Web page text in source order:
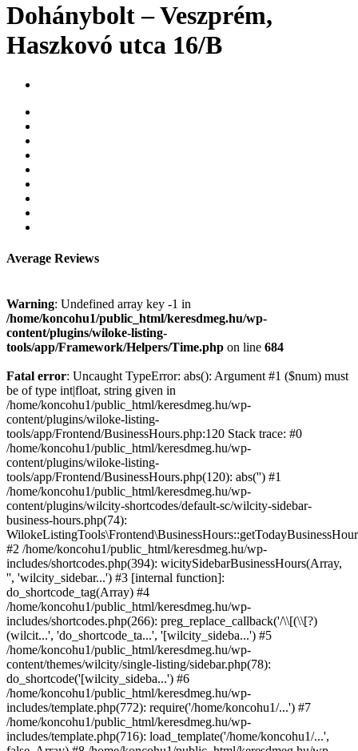
Dohánybolt – Veszprém,
Haszkovó utca 16/B
Average Reviews
Warning: Undefined array key -1 in
/home/koncohu1/public_html/keresdmeg.hu/wp-
content/plugins/wiloke-listing-
tools/app/Framework/Helpers/Time.php on line 684
Fatal error: Uncaught TypeError: abs(): Argument #1 ($num) must
be of type int|float, string given in
/home/koncohu1/public_html/keresdmeg.hu/wp-
content/plugins/wiloke-listing-
tools/app/Frontend/BusinessHours.php:120 Stack trace: #0
/home/koncohu1/public_html/keresdmeg.hu/wp-
content/plugins/wiloke-listing-
tools/app/Frontend/BusinessHours.php(120): abs('') #1
/home/koncohu1/public_html/keresdmeg.hu/wp-
content/plugins/wilcity-shortcodes/default-sc/wilcity-sidebar-
business-hours.php(74):
#2 /home/koncohu1/public_html/keresdmeg.hu/wp-
includes/shortcodes.php(394): wicitySidebarBusinessHours(Array,
'', 'wilcity_sidebar...') #3 [internal function]:
do_shortcode_tag(Array) #4
/home/koncohu1/public_html/keresdmeg.hu/wp-
includes/shortcodes.php(266): preg_replace_callback('/\\[(\\[?)
(wilcit...', 'do_shortcode_ta...', '[wilcity_sideba...') #5
/home/koncohu1/public_html/keresdmeg.hu/wp-
content/themes/wilcity/single-listing/sidebar.php(78):
do_shortcode('[wilcity_sideba...') #6
/home/koncohu1/public_html/keresdmeg.hu/wp-
includes/template.php(772): require('/home/koncohu1/...') #7
/home/koncohu1/public_html/keresdmeg.hu/wp-
includes/template.php(716): load_template('/home/koncohu1/...',